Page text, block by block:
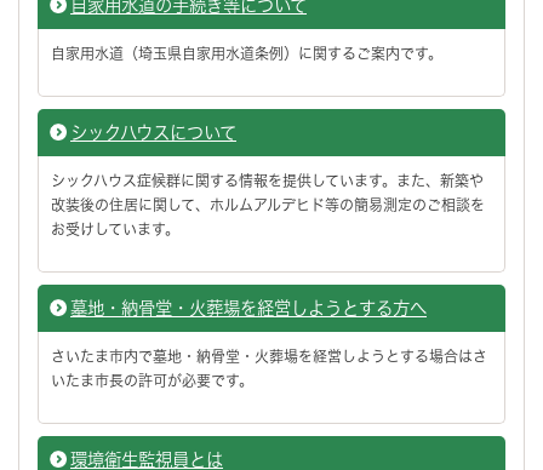
自家用水道の手続き等について
自家用水道（埼玉県自家用水道条例）に関するご案内です。
シックハウスについて
シックハウス症候群に関する情報を提供しています。また、新築や
改装後の住居に関して、ホルムアルデヒド等の簡易測定のご相談を
お受けしています。
墓地・納骨堂・火葬場を経営しようとする方へ
さいたま市内で墓地・納骨堂・火葬場を経営しようとする場合はさ
いたま市長の許可が必要です。
環境衛生監視員とは